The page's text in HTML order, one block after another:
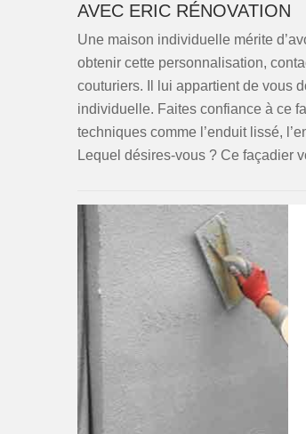
AVEC ERIC RÉNOVATION
Une maison individuelle mérite
obtenir cette personnalisation,
couturiers. Il lui appartient de vous
individuelle. Faites confiance à ce
techniques comme l’enduit lissé,
Lequel désires-vous ? Ce façadier